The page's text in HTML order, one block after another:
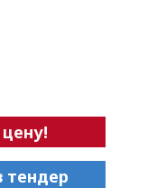
тендер